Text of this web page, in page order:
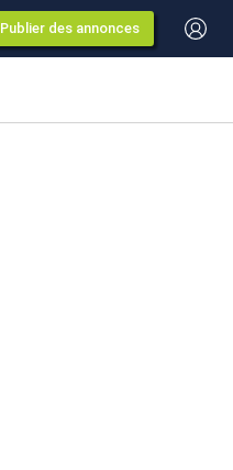
Publier des annonces